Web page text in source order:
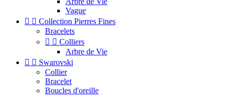
Vague
  Collection Pierres Fines
Bracelets
  Colliers
Arbre de Vie
  Swarovski
Collier
Bracelet
Boucles d'oreille